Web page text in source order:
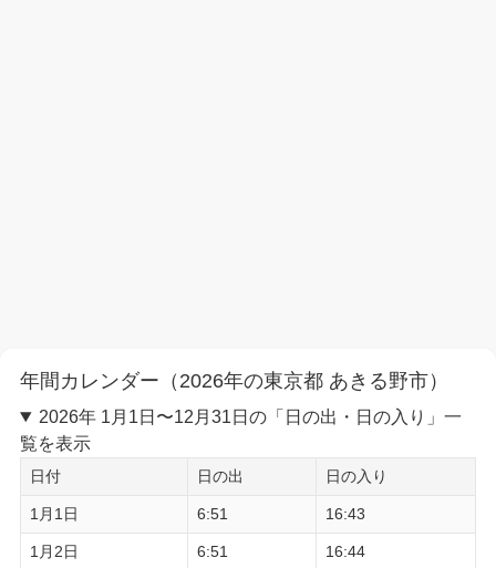
年間カレンダー（2026年の東京都 あきる野市）
2026年 1月1日〜12月31日の「日の出・日の入り」一
覧を表示
日付 日の出 日の入り
1月1日 6:51 16:43
1月2日 6:51 16:44